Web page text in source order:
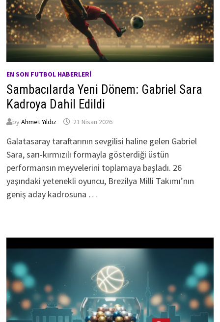
EN SON FUTBOL HABERLERI
Sambacılarda Yeni Dönem: Gabriel Sara
Kadroya Dahil Edildi
by Ahmet Yıldız 21 Nisan 2026
Galatasaray taraftarının sevgilisi haline gelen Gabriel
Sara, sarı-kırmızılı formayla gösterdiği üstün
performansın meyvelerini toplamaya başladı. 26
yaşındaki yetenekli oyuncu, Brezilya Milli Takımı’nın
geniş aday kadrosuna …